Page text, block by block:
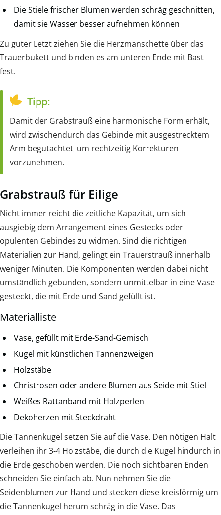
Die Stiele frischer Blumen werden schräg geschnitten,
damit sie Wasser besser aufnehmen können
Zu guter Letzt ziehen Sie die Herzmanschette über das
Trauerbukett und binden es am unteren Ende mit Bast
fest.
Tipp:
Damit der Grabstrauß eine harmonische Form erhält,
wird zwischendurch das Gebinde mit ausgestrecktem
Arm begutachtet, um rechtzeitig Korrekturen
vorzunehmen.
Grabstrauß für Eilige
Nicht immer reicht die zeitliche Kapazität, um sich
ausgiebig dem Arrangement eines Gestecks oder
opulenten Gebindes zu widmen. Sind die richtigen
Materialien zur Hand, gelingt ein Trauerstrauß innerhalb
weniger Minuten. Die Komponenten werden dabei nicht
umständlich gebunden, sondern unmittelbar in eine Vase
gesteckt, die mit Erde und Sand gefüllt ist.
Materialliste
Vase, gefüllt mit Erde-Sand-Gemisch
Kugel mit künstlichen Tannenzweigen
Holzstäbe
Christrosen oder andere Blumen aus Seide mit Stiel
Weißes Rattanband mit Holzperlen
Dekoherzen mit Steckdraht
Die Tannenkugel setzen Sie auf die Vase. Den nötigen Halt
verleihen ihr 3-4 Holzstäbe, die durch die Kugel hindurch in
die Erde geschoben werden. Die noch sichtbaren Enden
schneiden Sie einfach ab. Nun nehmen Sie die
Seidenblumen zur Hand und stecken diese kreisförmig um
die Tannenkugel herum schräg in die Vase. Das